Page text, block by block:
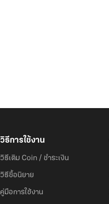
วิธีการใช้งาน
วิธีเติม Coin / ชำระเงิน
วิธีซื้อนิยาย
คู่มือการใช้งาน